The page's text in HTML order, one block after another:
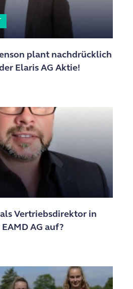
plant nachdrücklich
Elaris AG Aktie!
Vertriebsdirektor in
AG auf?